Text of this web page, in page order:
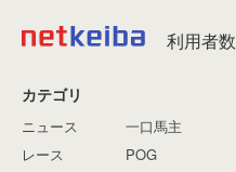
利用者数
カテゴリ
ニュース
レース
一口馬主
POG